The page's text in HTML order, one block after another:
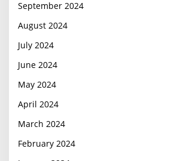
September 2024
August 2024
July 2024
June 2024
May 2024
April 2024
March 2024
February 2024